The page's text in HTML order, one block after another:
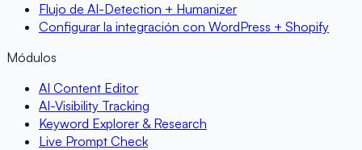
Flujo de AI-Detection + Humanizer
Configurar la integración con WordPress + Shopify
Módulos
AI Content Editor
AI-Visibility Tracking
Keyword Explorer & Research
Live Prompt Check